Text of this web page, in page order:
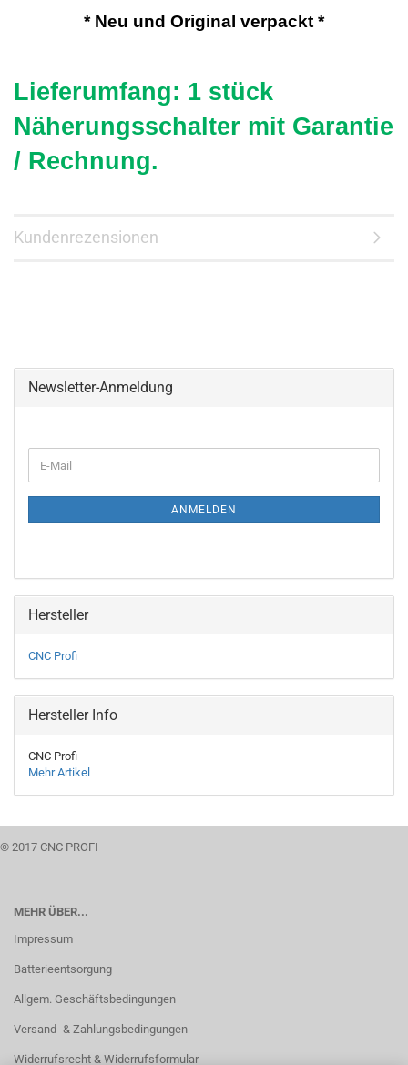
* Neu und Original verpackt *
Lieferumfang: 1 stück
Näherungsschalter mit Garantie
/ Rechnung.
Kundenrezensionen
Newsletter-Anmeldung
ZUR
E-
Mail
ANMELDEN
Hersteller
CNC Profi
Hersteller Info
CNC Profi
Mehr Artikel
© 2017 CNC PROFI
MEHR ÜBER...
Impressum
Batterieentsorgung
Allgem. Geschäftsbedingungen
Versand- & Zahlungsbedingungen
Widerrufsrecht & Widerrufsformular